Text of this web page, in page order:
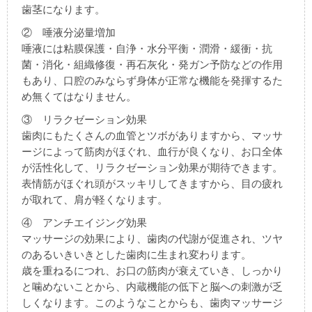
歯茎になります。
② 唾液分泌量増加
唾液には粘膜保護・自浄・水分平衡・潤滑・緩衝・抗
菌・消化・組織修復・再石灰化・発ガン予防などの作用
もあり、口腔のみならず身体が正常な機能を発揮するた
め無くてはなりません。
③ リラクゼーション効果
歯肉にもたくさんの血管とツボがありますから、マッサ
ージによって筋肉がほぐれ、血行が良くなり、お口全体
が活性化して、リラクゼーション効果が期待できます。
表情筋がほぐれ頭がスッキリしてきますから、目の疲れ
が取れて、肩が軽くなります。
④ アンチエイジング効果
マッサージの効果により、歯肉の代謝が促進され、ツヤ
のあるいきいきとした歯肉に生まれ変わります。
歳を重ねるにつれ、お口の筋肉が衰えていき、しっかり
と噛めないことから、内蔵機能の低下と脳への刺激が乏
しくなります。このようなことからも、歯肉マッサージ